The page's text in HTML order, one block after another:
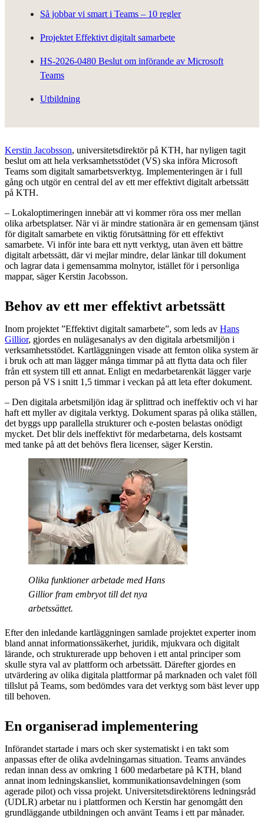
Så jobbar vi smart i Teams – 10 regler
Projektet Effektivt digitalt samarbete
HS-2026-0480 Beslut om införande av Microsoft
Teams
Utbildning
Kerstin Jacobsson, universitetsdirektör på KTH, har nyligen tagit
beslut om att hela verksamhetsstödet (VS) ska införa Microsoft
Teams som digitalt samarbetsverktyg. Implementeringen är i full
gång och utgör en central del av ett mer effektivt digitalt arbetssätt
på KTH.
– Lokaloptimeringen innebär att vi kommer röra oss mer mellan
olika arbetsplatser. När vi är mindre stationära är en gemensam tjänst
för digitalt samarbete en viktig förutsättning för ett effektivt
samarbete. Vi inför inte bara ett nytt verktyg, utan även ett bättre
digitalt arbetssätt, där vi mejlar mindre, delar länkar till dokument
och lagrar data i gemensamma molnytor, istället för i personliga
mappar, säger Kerstin Jacobsson.
Behov av ett mer effektivt arbetssätt
Inom projektet ”Effektivt digitalt samarbete”, som leds av Hans
Gillior, gjordes en nulägesanalys av den digitala arbetsmiljön i
verksamhetsstödet. Kartläggningen visade att femton olika system är
i bruk och att man lägger många timmar på att flytta data och filer
från ett system till ett annat. Enligt en medarbetarenkät lägger varje
person på VS i snitt 1,5 timmar i veckan på att leta efter dokument.
– Den digitala arbetsmiljön idag är splittrad och ineffektiv och vi har
haft ett myller av digitala verktyg. Dokument sparas på olika ställen,
det byggs upp parallella strukturer och e-posten belastas onödigt
mycket. Det blir dels ineffektivt för medarbetarna, dels kostsamt
med tanke på att det behövs flera licenser, säger Kerstin.
Olika funktioner arbetade med Hans
Gillior fram embryot till det nya
arbetssättet.
Efter den inledande kartläggningen samlade projektet experter inom
bland annat informationssäkerhet, juridik, mjukvara och digitalt
lärande, och strukturerade upp behoven i ett antal principer som
skulle styra val av plattform och arbetssätt. Därefter gjordes en
utvärdering av olika digitala plattformar på marknaden och valet föll
tillslut på Teams, som bedömdes vara det verktyg som bäst lever upp
till behoven.
En organiserad implementering
Införandet startade i mars och sker systematiskt i en takt som
anpassas efter de olika avdelningarnas situation. Teams användes
redan innan dess av omkring 1 600 medarbetare på KTH, bland
annat inom ledningskansliet, kommunikationsavdelningen (som
agerade pilot) och vissa projekt. Universitetsdirektörens ledningsråd
(UDLR) arbetar nu i plattformen och Kerstin har genomgått den
grundläggande utbildningen och använt Teams i ett par månader.